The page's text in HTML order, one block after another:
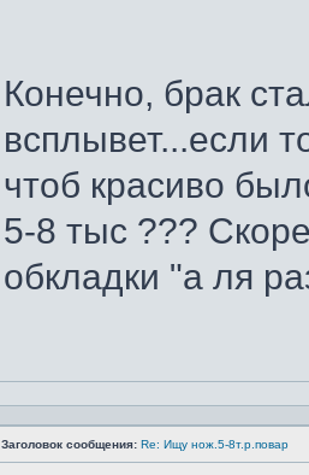
Конечно, брак
всплывет...если
чтоб красиво
5-8 тыс ???
обкладки "а ля
Заголовок сообщения: Re: Ищу нож.5-8т.р.повар